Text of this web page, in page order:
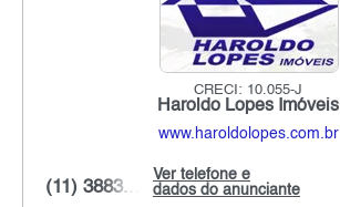
CRECI: 10.055-J
Haroldo Lopes Imóveis
www.haroldolopes.com.br
Ver telefone e
dados do anunciante
(11) 3883...